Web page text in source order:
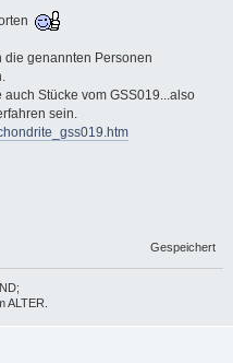
die genannten Personen
Stücke vom GSS019...also
sein.
Gespeichert
ALTER.